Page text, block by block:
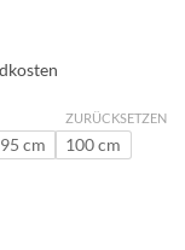
95 cm
100 cm
ZURÜCKSETZEN